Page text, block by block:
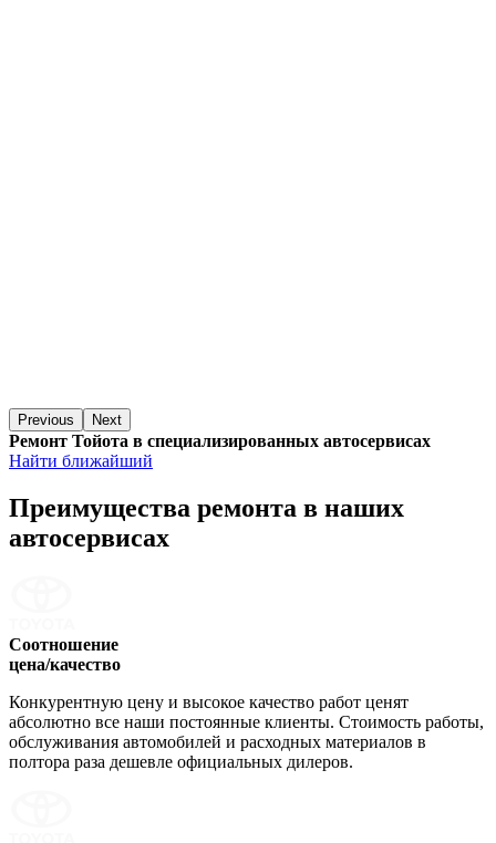
Previous Next
Ремонт Тойота в специализированных автосервисах
Найти ближайший
Преимущества ремонта в наших
автосервисах
Соотношение
цена/качество
Конкурентную цену и высокое качество работ ценят
абсолютно все наши постоянные клиенты. Стоимость работы,
обслуживания автомобилей и расходных материалов в
полтора раза дешевле официальных дилеров.